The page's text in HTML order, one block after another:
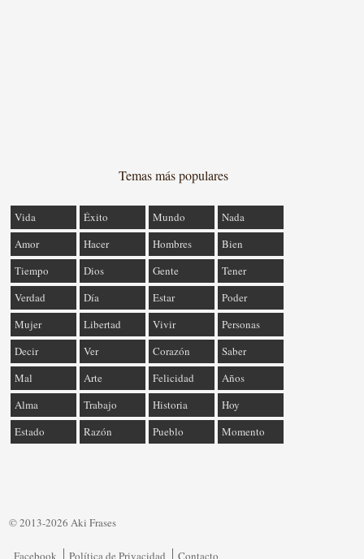
Temas más populares
Vida Éxito Mundo
Nada
Amor
Hacer Hombres
Bien
Tiempo
Dios Gente
Tener
Verdad
Día Estar
Poder
Mujer
Libertad Vivir
Personas
Decir
Ver Corazón
Saber
Mal
Arte Felicidad
Años
Alma
Trabajo Historia
Hoy
Estado
Razón Pueblo Momento
© 2013-2026 Aki Frases
Facebook Política de Privacidad Contacto